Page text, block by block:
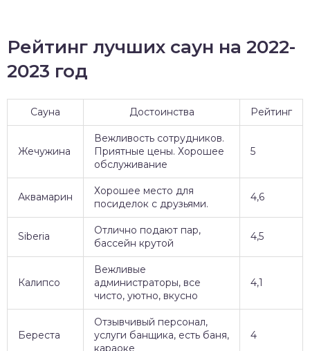
Рейтинг лучших саун на 2022-
2023 год
Сауна Достоинства Рейтинг
Жечужина
Вежливость сотрудников.
Приятные цены. Хорошее
обслуживание
5
Аквамарин
Хорошее место для
посиделок с друзьями.
4,6
Siberia
Отлично подают пар,
бассейн крутой
4,5
Калипсо
Вежливые
администраторы, все
чисто, уютно, вкусно
4,1
Береста
Отзывчивый персонал,
услуги банщика, есть баня,
караоке
4